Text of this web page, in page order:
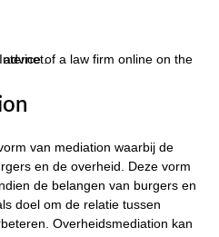
van mediation waarbij de
en de overheid. Deze vorm
de belangen van burgers en
doel om de relatie tussen
Overheidsmediation kan